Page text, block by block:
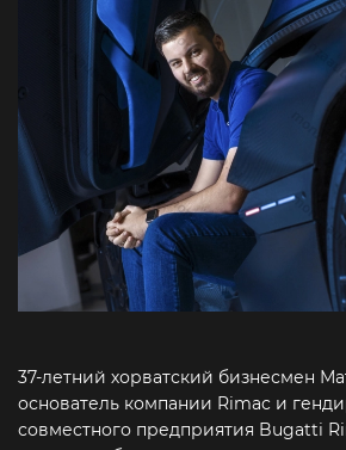
37-летний хорватский бизнесмен
основатель компании Rimac и
совместного предприятия Bugatti